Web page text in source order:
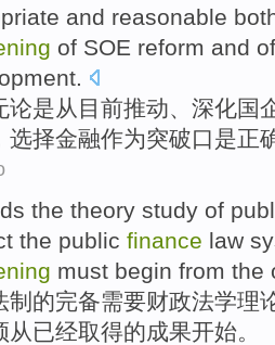
and reasonable
of SOE reform and
论是从 目前推动、 深化国
选择金融作为突破口是正
the theory study of
the public finance law
must begin from the
制 的完备需要财政法学理
从已经取得的成果开始。